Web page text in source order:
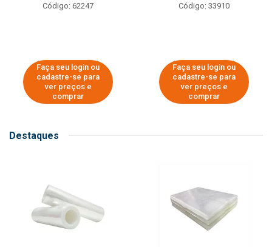
Código: 62247
Faça seu login ou
cadastre-se para
ver preços e
comprar
Código: 33910
Faça seu login ou
cadastre-se para
ver preços e
comprar
Destaques